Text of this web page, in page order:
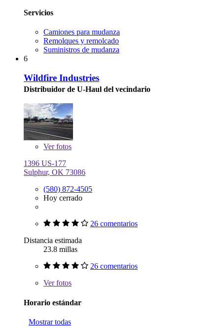
Servicios
Camiones para mudanza
Remolques y remolcado
Suministros de mudanza
6
Wildfire Industries
Distribuidor de U-Haul del vecindario
Verfotos
1396 US-177
Sulphur, OK 73086
(580) 872-4505
Hoy cerrado
26 comentarios
Distancia estimada
23.8 millas
26 comentarios
Verfotos
Horario estándar
Mostrar todas